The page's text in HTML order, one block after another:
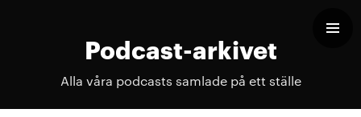
Podcast-arkivet
Alla våra podcasts samlade på ett ställe